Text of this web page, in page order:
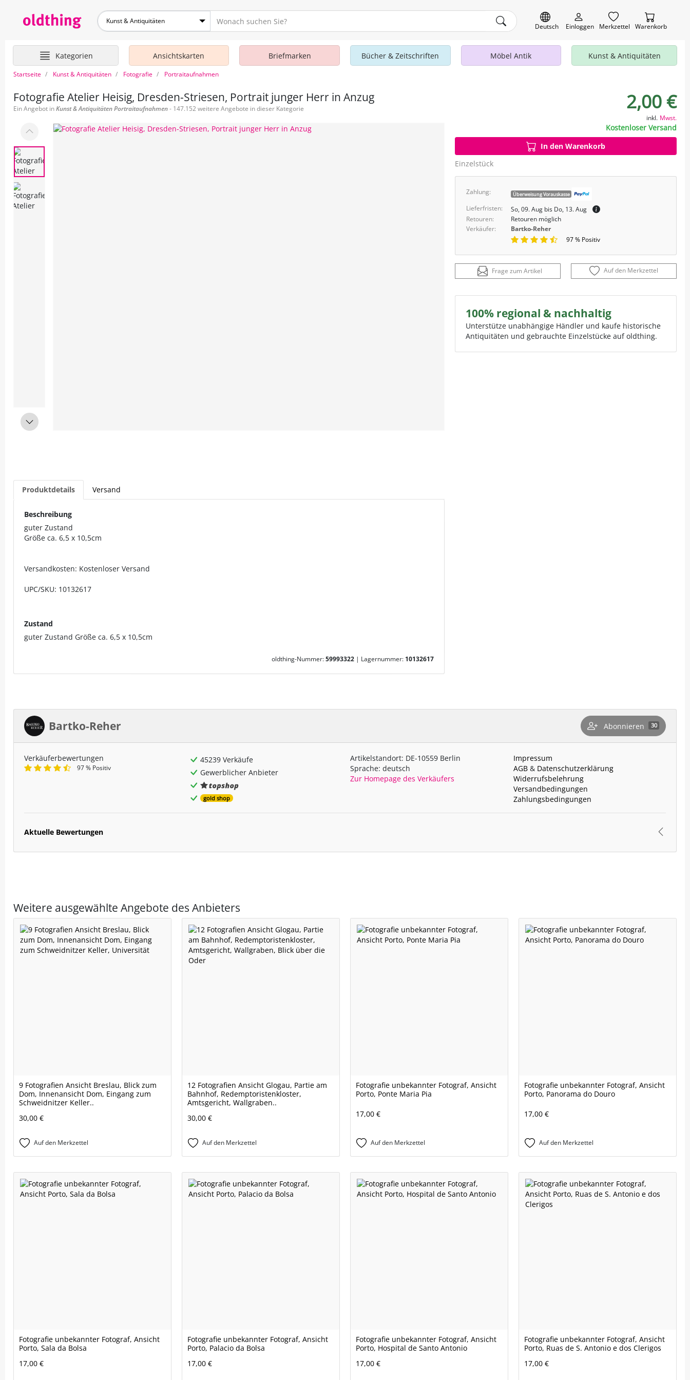
Kunst & Antiquitäten
Deutsch Einloggen Merkzettel Warenkorb
Kategorien Ansichtskarten Briefmarken Bücher & Zeitschriften Möbel Antik Kunst & Antiquitäten
Startseite Kunst & Antiquitäten Fotografie Portraitaufnahmen
Fotografie Atelier Heisig, Dresden-Striesen, Portrait junger Herr in Anzug
Ein Angebot inKunst & AntiquitätenPortraitaufnahmen- 147.152 weitere Angebote in dieser Kategorie 2,00 €
inkl. Mwst.
Kostenloser Versand
In den Warenkorb
Einzelstück
Zahlung: Überweisung Vorauskasse
Lieferfristen:
So, 09. Aug bis Do, 13. Aug
Retouren:
Retouren möglich
Verkäufer:
Bartko-Reher
97 % Positiv
Frage zum Artikel Auf den Merkzettel
100% regional & nachhaltig
Unterstütze unabhängige Händler und kaufe historische
Antiquitäten und gebrauchte Einzelstücke auf oldthing.
Produktdetails Versand
Beschreibung
guter Zustand
Größe ca. 6,5 x 10,5cm
Versandkosten: Kostenloser Versand
UPC/SKU: 10132617
Zustand
guter Zustand Größe ca. 6,5 x 10,5cm
oldthing-Nummer:59993322 | Lagernummer: 10132617
Bartko-Reher Abonnieren 30
Verkäuferbewertungen
97 % Positiv
45239 Verkäufe
Gewerblicher Anbieter
gold shop
Artikelstandort: DE-10559 Berlin
Sprache: deutsch
Zur Homepage des Verkäufers
Impressum
AGB& Datenschutzerklärung
Widerrufsbelehrung
Versandbedingungen
Zahlungsbedingungen
Aktuelle Bewertungen
Weitere ausgewählte Angebote des Anbieters
9 Fotografien Ansicht Breslau, Blick zum
Dom, Innenansicht Dom, Eingang zum
Schweidnitzer Keller..
30,00 €
Auf den Merkzettel
12 Fotografien Ansicht Glogau, Partie am
Bahnhof, Redemptoristenkloster,
Amtsgericht, Wallgraben..
30,00 €
Auf den Merkzettel
Fotografie unbekannter Fotograf, Ansicht
Porto, Ponte Maria Pia
17,00 €
Auf den Merkzettel
Fotografie unbekannter Fotograf, Ansicht
Porto, Panorama do Douro
17,00 €
Auf den Merkzettel
Fotografie unbekannter Fotograf, Ansicht
Porto, Sala da Bolsa
17,00 €
Fotografie unbekannter Fotograf, Ansicht
Porto, Palacio da Bolsa
17,00 €
Fotografie unbekannter Fotograf, Ansicht
Porto, Hospital de Santo Antonio
17,00 €
Fotografie unbekannter Fotograf, Ansicht
Porto, Ruas de S. Antonio e dos Clerigos
17,00 €